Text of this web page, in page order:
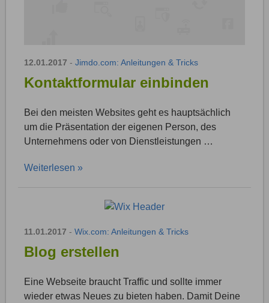
12.01.2017 - Jimdo.com: Anleitungen & Tricks
Kontaktformular einbinden
Bei den meisten Websites geht es hauptsächlich
um die Präsentation der eigenen Person, des
Unternehmens oder von Dienstleistungen …
Weiterlesen »
11.01.2017 - Wix.com: Anleitungen & Tricks
Blog erstellen
Eine Webseite braucht Traffic und sollte immer
wieder etwas Neues zu bieten haben. Damit Deine